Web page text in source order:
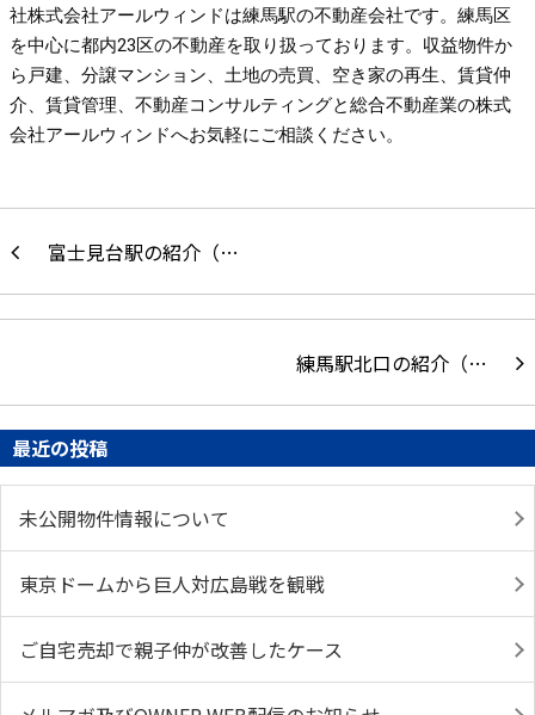
社株式会社アールウィンドは練馬駅の不動産会社です。練馬区
を中心に都内23区の不動産を取り扱っております。収益物件か
ら戸建、分譲マンション、土地の売買、空き家の再生、賃貸仲
介、賃貸管理、不動産コンサルティングと総合不動産業の株式
会社アールウィンドへお気軽にご相談ください。
富士見台駅の紹介（…
練馬駅北口の紹介（…
最近の投稿
未公開物件情報について
東京ドームから巨人対広島戦を観戦
ご自宅売却で親子仲が改善したケース